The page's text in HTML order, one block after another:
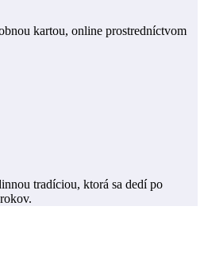
kartou, online prostredníctvom
tradíciou, ktorá sa dedí po